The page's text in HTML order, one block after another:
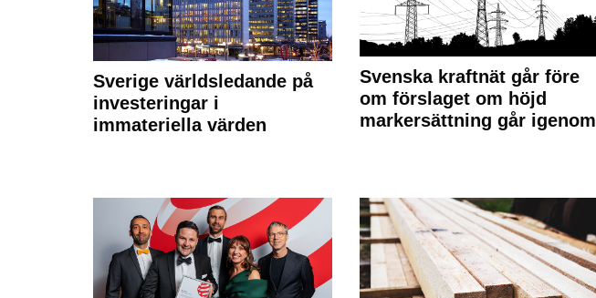
Sverige världsledande på
investeringar i
immateriella värden
Svenska kraftnät går före
om förslaget om höjd
markersättning går igenom